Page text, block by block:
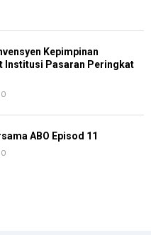
Kepimpinan
Institusi Pasaran Peringkat
0
ABO Episod 11
0